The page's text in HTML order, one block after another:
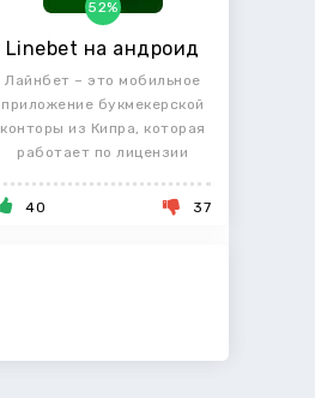
Linebet на андроид
52%
Лайнбет – это мобильное
приложение букмекерской
конторы из Кипра, которая
работает по лицензии
40 37